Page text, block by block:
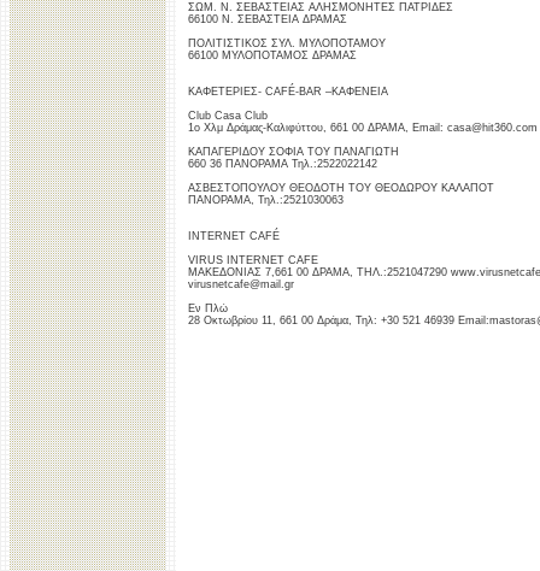
ΣΩΜ. Ν. ΣΕΒΑΣΤΕΙΑΣ ΑΛΗΣΜΟΝΗΤΕΣ ΠΑΤΡΙΔΕΣ
66100 Ν. ΣΕΒΑΣΤΕΙΑ ΔΡΑΜΑΣ
ΠΟΛΙΤΙΣΤΙΚΟΣ ΣΥΛ. ΜΥΛΟΠΟΤΑΜΟΥ
66100 ΜΥΛΟΠΟΤΑΜΟΣ ΔΡΑΜΑΣ
ΚΑΦΕΤΕΡΙΕΣ- CAFÉ-BAR –ΚΑΦΕΝΕΙΑ
Club Casa Club
1ο Χλμ Δράμας-Καλιφύττου, 661 00 ΔΡΑΜΑ, Email:
ΚΑΠΑΓΕΡΙΔΟΥ ΣΟΦΙΑ ΤΟΥ ΠΑΝΑΓΙΩΤΗ
660 36 ΠΑΝΟΡΑΜΑ Τηλ.:2522022142
ΑΣΒΕΣΤΟΠΟΥΛΟΥ ΘΕΟΔΟΤΗ ΤΟΥ ΘΕΟΔΩΡΟΥ ΚΑΛΑΠΟΤ
ΠΑΝΟΡΑΜΑ, Τηλ.:2521030063
INTERNET CAFÉ
VIRUS INTERNET CAFE
ΜΑΚΕΔΟΝΙΑΣ 7,661 00 ΔΡΑΜΑ, ΤΗΛ.:2521047290
virusnetcafe@mail.gr
Εν Πλώ
28 Οκτωβρίου 11, 661 00 Δράμα, Τηλ: +30 521 46939